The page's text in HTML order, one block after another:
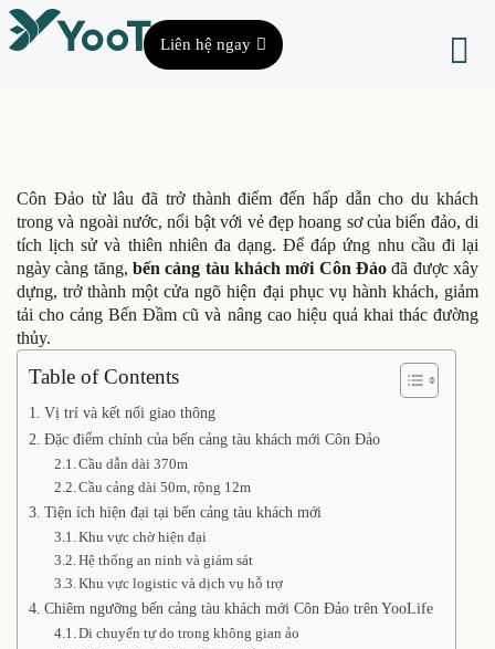
Liên hệ ngay
Côn Đảo từ lâu đã trở thành điểm đến hấp dẫn cho du khách
trong và ngoài nước, nổi bật với vẻ đẹp hoang sơ của biển đảo, di
tích lịch sử và thiên nhiên đa dạng. Để đáp ứng nhu cầu đi lại
ngày càng tăng, bến cảng tàu khách mới Côn Đảo đã được xây
dựng, trở thành một cửa ngõ hiện đại phục vụ hành khách, giảm
tải cho cảng Bến Đầm cũ và nâng cao hiệu quả khai thác đường
thủy.
Table of Contents
Vị trí và kết nối giao thông
Đặc điểm chính của bến cảng tàu khách mới Côn Đảo
Cầu dẫn dài 370m
Cầu cảng dài 50m, rộng 12m
Tiện ích hiện đại tại bến cảng tàu khách mới
Khu vực chờ hiện đại
Hệ thống an ninh và giám sát
Khu vực logistic và dịch vụ hỗ trợ
Chiêm ngưỡng bến cảng tàu khách mới Côn Đảo trên YooLife
Di chuyển tự do trong không gian ảo